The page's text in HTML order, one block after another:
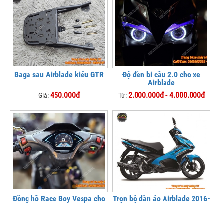
Baga sau Airblade kiểu GTR
Giá:450.000đ
Độ đèn bi cầu 2.0 cho xe
Airblade
Từ:2.000.000đ - 4.000.000đ
Đồng hồ Race Boy Vespa cho
Trọn bộ dàn áo Airblade 2016-